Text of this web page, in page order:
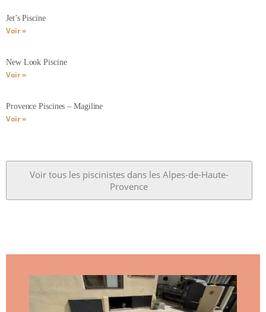
Jet’s Piscine
Voir »
New Look Piscine
Voir »
Provence Piscines – Magiline
Voir »
Voir tous les piscinistes dans les Alpes-de-Haute-
Provence